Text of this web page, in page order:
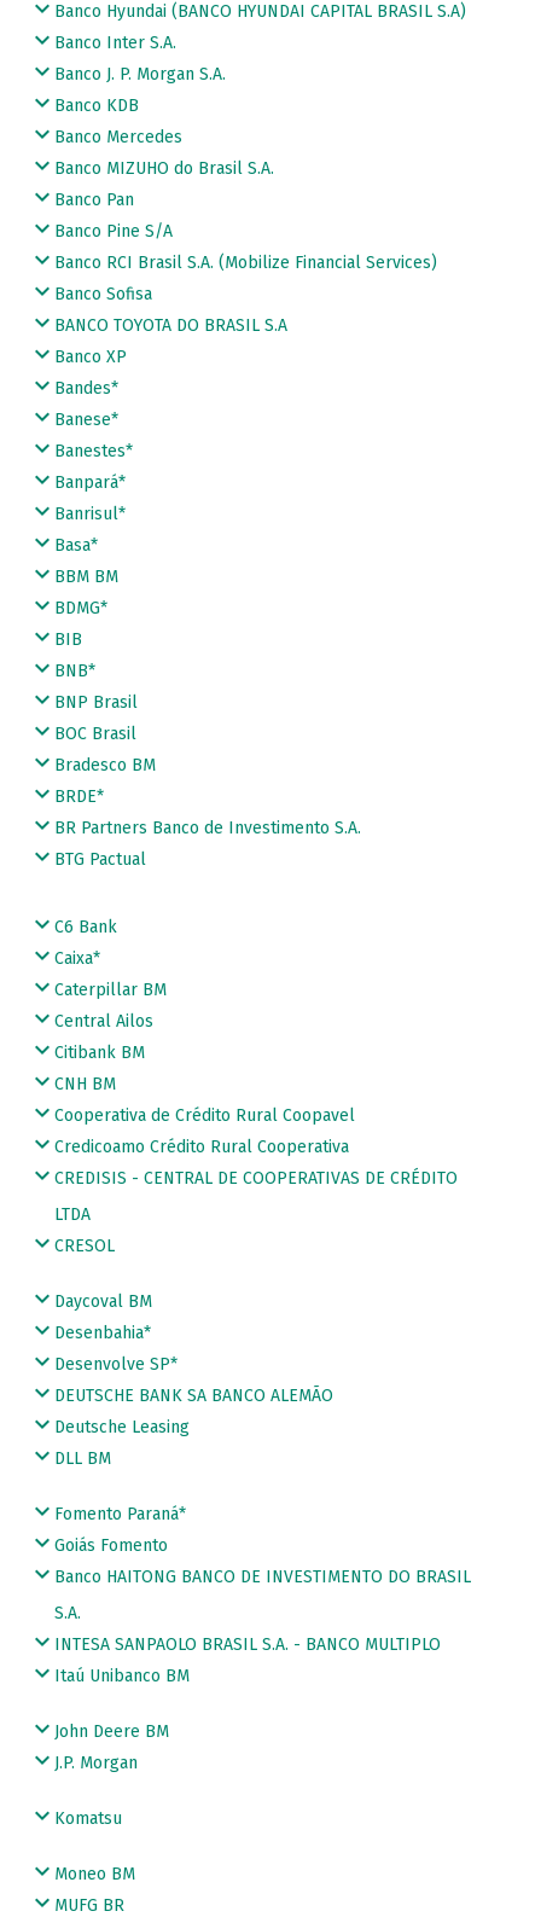
Banco Hyundai (BANCO HYUNDAI CAPITAL BRASIL S.A)
Banco Inter S.A.
Banco J. P. Morgan S.A.
Banco KDB
Banco Mercedes
Banco MIZUHO do Brasil S.A.
Banco Pan
Banco Pine S/A
Banco RCI Brasil S.A. (Mobilize Financial Services)
Banco Sofisa
BANCO TOYOTA DO BRASIL S.A
Banco XP
Bandes*
Banese*
Banestes*
Banpará*
Banrisul*
Basa*
BBM BM
BDMG*
BIB
BNB*
BNP Brasil
BOC Brasil
Bradesco BM
BRDE*
BR Partners Banco de Investimento S.A.
BTG Pactual
C6 Bank
Caixa*
Caterpillar BM
Central Ailos
Citibank BM
CNH BM
Cooperativa de Crédito Rural Coopavel
Credicoamo Crédito Rural Cooperativa
CREDISIS - CENTRAL DE COOPERATIVAS DE CRÉDITO
LTDA
CRESOL
Daycoval BM
Desenbahia*
Desenvolve SP*
DEUTSCHE BANK SA BANCO ALEMÃO
Deutsche Leasing
DLL BM
Fomento Paraná*
Goiás Fomento
Banco HAITONG BANCO DE INVESTIMENTO DO BRASIL
S.A.
INTESA SANPAOLO BRASIL S.A. - BANCO MULTIPLO
Itaú Unibanco BM
John Deere BM
J.P. Morgan
Komatsu
Moneo BM
MUFG BR